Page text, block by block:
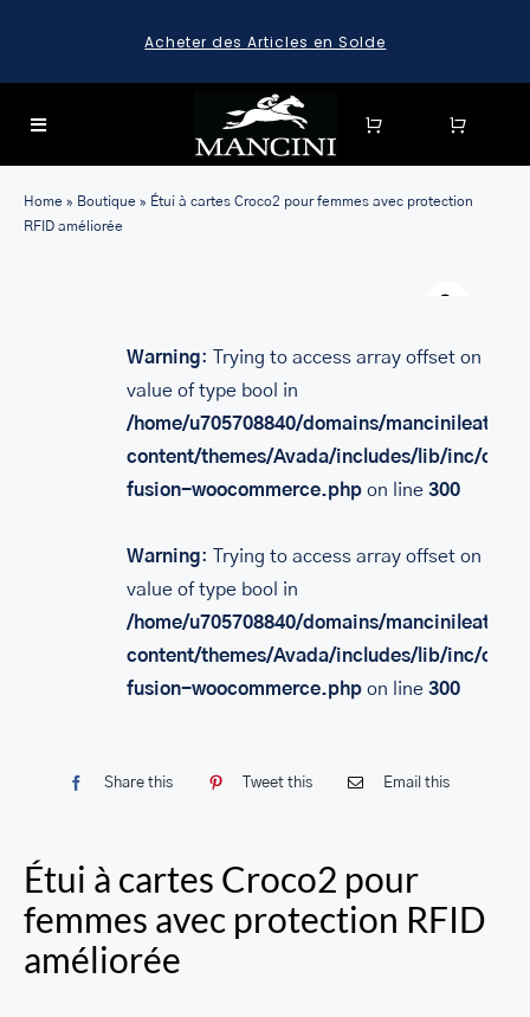
content
Acheter des Articles en Solde
Toggle
FOR:
HARD CASE SPINNER LUGGAGE SETS & CARRY-ON
LUGGAGE
PORTEFEUILLE EN CUIR
RFID LEATHER WALLET
LEATHER RFID TRAVEL PASSPORT WALLET
LEATHER PASSPORT HOLDER COLLECTION
BUSINESS CARD HOLDER FOR MEN & WOMEN
Home » Boutique » Étui à cartes Croco2 pour femmes avec protection
RFID améliorée
Warning: Trying to access array offset on
value of type bool in
/home/u705708840/domains/
content/themes/Avada/includes/lib/inc/
fusion-woocommerce.phpon line 300
Warning: Trying to access array offset on
value of type bool in
/home/u705708840/domains/
content/themes/Avada/includes/lib/inc/
fusion-woocommerce.phpon line 300
Share this Tweet this Email this
Étui à cartes Croco2 pour
femmes avec protection RFID
améliorée